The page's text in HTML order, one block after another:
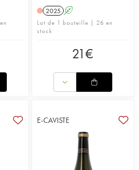
2025 A
Lot de 1 bouteille | 26 en
stock
21€
E-CAVISTE